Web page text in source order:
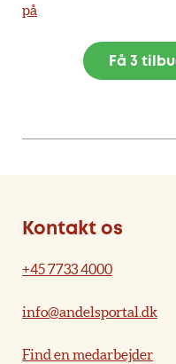
på
Få 3
Kontakt os
+45 7733 4000
info@andelsportal.dk
Find en medarbejder